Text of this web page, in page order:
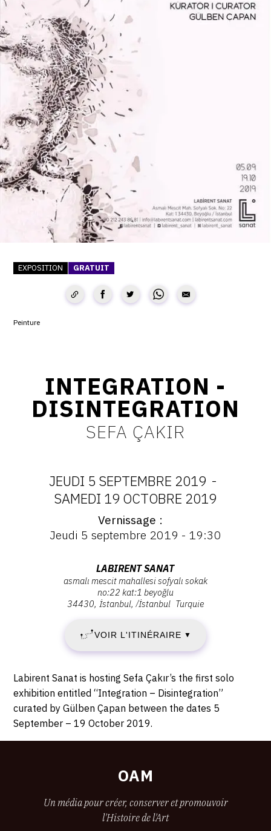
CRÉER SON CATALOGUE RAISONNÉ
ABONNEMENTS DÉDIÉS AUX GALERISTES
CRÉER SON SITE ARTISTE
CRÉER SON CATALOGUE D'EXPO
PUBLIER SES EXPOSITIONS
DEVENIR CONTRIBUTEUR
À PROPOS
L'ÉQUIPE OAM
À PROPOS D'OAM
CONTACT
SUIVEZ-NOUS
INSTAGRAM
FACEBOOK
PINTEREST
EXPOSITION GRATUIT
Peinture
INTEGRATION -
DISINTEGRATION
SEFA ÇAKIR
DATES
:
5
SEPTEMBRE
2019
-
SAMEDI
19
OCTOBRE
JEUDI 5 SEPTEMBRE 2019 -
SAMEDI 19 OCTOBRE 2019
Vernissage
Jeudi 5 septembre 2019 - 19:30
Sofyalı
Sokak
No:22
Kat:1
LABIRENT SANAT
asmalı mescit mahallesi sofyalı sokak
no:22 kat:1 beyoğlu
34430 İstanbul /İstanbul Turquie
VOIR L'ITINÉRAIRE ▼
Description,
horaires...
Labirent Sanat is hosting Sefa Çakır’s the first solo
exhibition entitled “Integration – Disintegration”
curated by Gülben Çapan between the dates 5
September – 19 October 2019.
OAM
Un média pour créer, conserver et promouvoir
l'Histoire de l'Art